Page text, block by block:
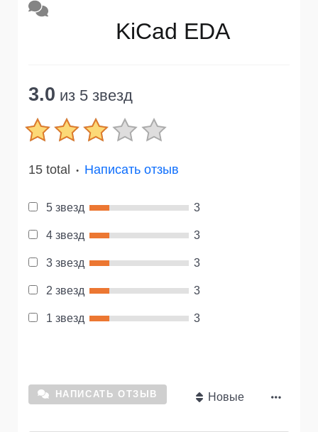
KiCad EDA
3.0 из 5 звезд
15 total ● Написать отзыв
5 звезд 3
4 звезд 3
3 звезд 3
2 звезд 3
1 звезд 3
НАПИСАТЬ ОТЗЫВ Новые